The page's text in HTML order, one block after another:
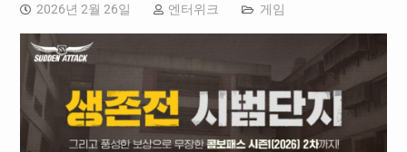
2026년 2월 26일 엔터위크 게임